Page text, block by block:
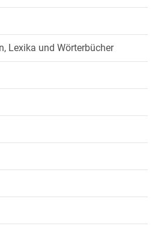
Lexika und Wörterbücher